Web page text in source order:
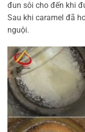
đun sôi cho đến khi
Sau khi caramel đã
nguội.